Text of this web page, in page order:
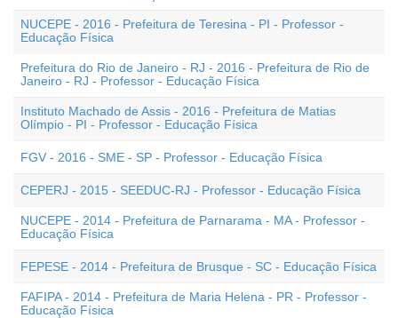
NUCEPE - 2016 - Prefeitura de Teresina - PI - Professor -
Educação Física
Prefeitura do Rio de Janeiro - RJ - 2016 - Prefeitura de Rio de
Janeiro - RJ - Professor - Educação Física
Instituto Machado de Assis - 2016 - Prefeitura de Matias
Olímpio - PI - Professor - Educação Física
FGV - 2016 - SME - SP - Professor - Educação Física
CEPERJ - 2015 - SEEDUC-RJ - Professor - Educação Física
NUCEPE - 2014 - Prefeitura de Parnarama - MA - Professor -
Educação Física
FEPESE - 2014 - Prefeitura de Brusque - SC - Educação Física
FAFIPA - 2014 - Prefeitura de Maria Helena - PR - Professor -
Educação Física